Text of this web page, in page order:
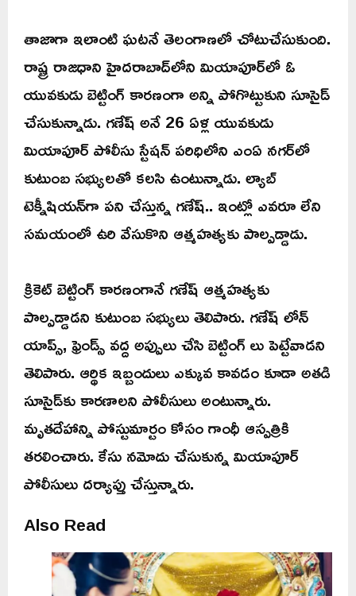
తాజాగా ఇలాంటి ఘటనే తెలంగాణలో చోటుచేసుకుంది.
రాష్ట్ర రాజధాని హైదరాబాద్‌లోని మియాపూర్‌లో ఓ
యువకుడు బెట్టింగ్ కారణంగా అన్ని పోగొట్టుకుని సూసైడ్
చేసుకున్నాడు. గణేష్ అనే 26 ఏళ్ల యువకుడు
మియాపూర్ పోలీసు స్టేషన్ పరిధిలోని ఎంఏ నగర్‌లో
కుటుంబ సభ్యులతో కలసి ఉంటున్నాడు. ల్యాబ్
టెక్నీషియన్‌గా పని చేస్తున్న గణేష్.. ఇంట్లో ఎవరూ లేని
సమయంలో ఉరి వేసుకొని ఆత్మహత్యకు పాల్పడ్డాడు.
క్రికెట్ బెట్టింగ్ కారణంగానే గణేష్ ఆత్మహత్యకు
పాల్పడ్డాడని కుటుంబ సభ్యులు తెలిపారు. గణేష్ లోన్
యాప్స్, ఫ్రెండ్స్ వద్ద అప్పులు చేసి బెట్టింగ్ లు పెట్టేవాడని
తెలిపారు. ఆర్థిక ఇబ్బందులు ఎక్కువ కావడం కూడా అతడి
సూసైడ్‌కు కారణాలని పోలీసులు అంటున్నారు.
మృతదేహాన్ని పోస్టుమార్టం కోసం గాంధీ ఆస్పత్రికి
తరలించారు. కేసు నమోదు చేసుకున్న మియాపూర్
పోలీసులు దర్యాప్తు చేస్తున్నారు.
Also Read